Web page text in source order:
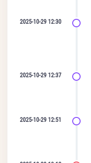
2025-10-29 12:30
2025-10-29 12:37
2025-10-29 12:51